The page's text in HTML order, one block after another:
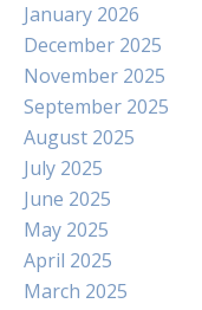
January 2026
December 2025
November 2025
September 2025
August 2025
July 2025
June 2025
May 2025
April 2025
March 2025